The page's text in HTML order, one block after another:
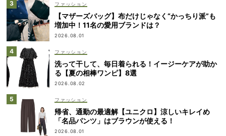
ファッション
【マザーズバッグ】布だけじゃなく“かっちり派”も
増加中！11名の愛用ブランドは？
2026.08.01
ファッション
洗って干して、毎日着られる！イージーケアが助か
る【夏の相棒ワンピ】8選
2026.08.02
ファッション
帰省、通勤の最適解【ユニクロ】涼しいキレイめ
「名品パンツ」はブラウンが使える！
2026.08.01